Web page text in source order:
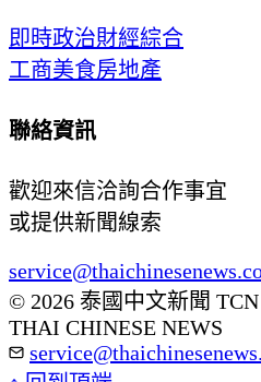
即時政治財經綜合
工商美食房地產
聯絡資訊
歡迎來信洽詢合作事宜
或提供新聞線索
© 2026 泰國中文新聞
THAI CHINESE NEWS